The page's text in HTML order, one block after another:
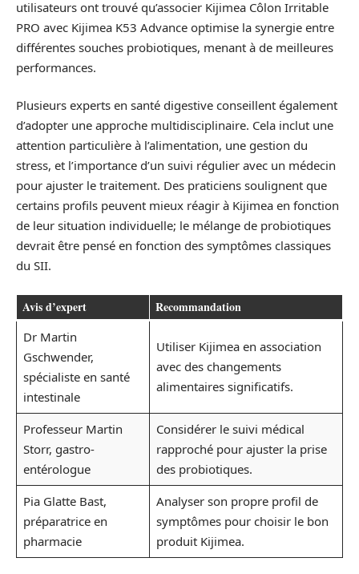
utilisateurs ont trouvé qu’associer Kijimea Côlon Irritable
PRO avec Kijimea K53 Advance optimise la synergie entre
différentes souches probiotiques, menant à de meilleures
performances.
Plusieurs experts en santé digestive conseillent également
d’adopter une approche multidisciplinaire. Cela inclut une
attention particulière à l’alimentation, une gestion du
stress, et l’importance d’un suivi régulier avec un médecin
pour ajuster le traitement. Des praticiens soulignent que
certains profils peuvent mieux réagir à Kijimea en fonction
de leur situation individuelle; le mélange de probiotiques
devrait être pensé en fonction des symptômes classiques
du SII.
Avis d’expert Recommandation
Dr Martin
Gschwender,
spécialiste en santé
intestinale
Utiliser Kijimea en association
avec des changements
alimentaires significatifs.
Professeur Martin
Storr, gastro-
entérologue
Considérer le suivi médical
rapproché pour ajuster la prise
des probiotiques.
Pia Glatte Bast,
préparatrice en
pharmacie
Analyser son propre profil de
symptômes pour choisir le bon
produit Kijimea.